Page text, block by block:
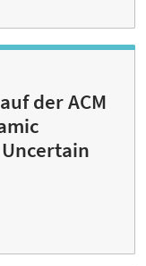
der ACM